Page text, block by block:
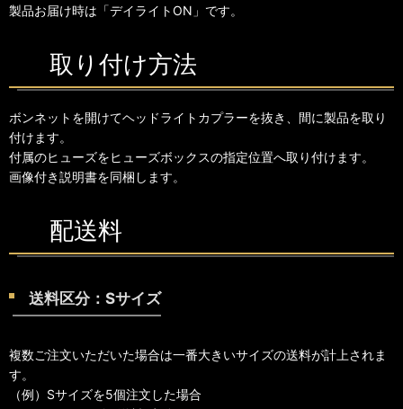
製品お届け時は「デイライトON」です。
取り付け方法
ボンネットを開けてヘッドライトカプラーを抜き、間に製品を取り
付けます。
付属のヒューズをヒューズボックスの指定位置へ取り付けます。
画像付き説明書を同梱します。
配送料
送料区分：Sサイズ
複数ご注文いただいた場合は一番大きいサイズの送料が計上されま
す。
（例）Sサイズを5個注文した場合